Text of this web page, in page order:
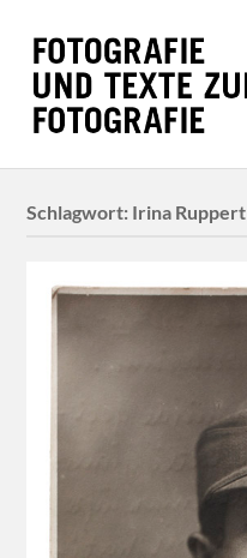
Schlagwort: Irina Ruppert